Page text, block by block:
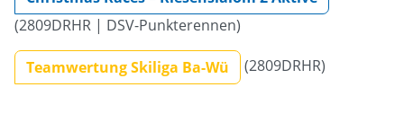
(2809DRHR | DSV-Punkterennen)
Teamwertung Skiliga Ba-Wü (2809DRHR)